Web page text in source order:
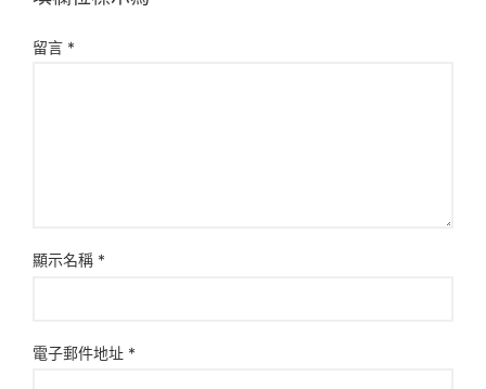
留言 *
顯示名稱 *
電子郵件地址 *